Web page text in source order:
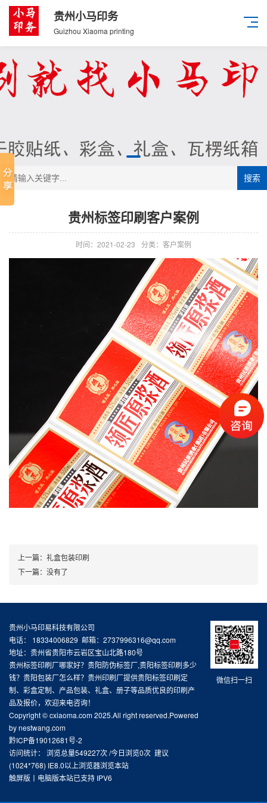
贵州小马印务
Guizhou Xiaoma printing
搜索
贵州标签印刷客户案例
时间：2021-02-23 分类：客户案例
上一篇： 礼盒包装印刷
下一篇：没有了
微信扫一扫
贵州小马印易科技有限公司
电话： 18334006829 邮箱：2737996316@qq.com
地址：贵州省贵阳市云岩区宝山北路180号
贵州标签印刷厂哪家好？贵阳防伪标签厂,贵阳标签印刷多少
钱？贵阳包装厂怎么样？贵州印刷厂提供贵阳标签印刷定
制、彩盒定制、产品包装、礼盒、册子等品质优良的印刷产
品及报价，欢迎来电咨询！
Copyright © cxiaoma.com 2025.All right reserved.Powered
by nestwang.com
黔ICP备19012681号-2
访问统计： 浏览总量549227次 /今日浏览0次 建议
(1024*768) IE8.0以上浏览器浏览本站
触屏版 丨 电脑版本站已支持 IPV6